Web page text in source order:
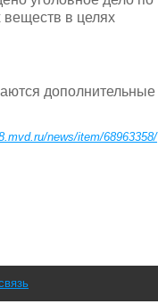
веществ в целях
дополнительные
news/item/68963358/